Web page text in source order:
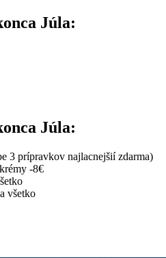
Júla:
Júla:
3 prípravkov najlacnejšií zdarma)
-8€
všetko